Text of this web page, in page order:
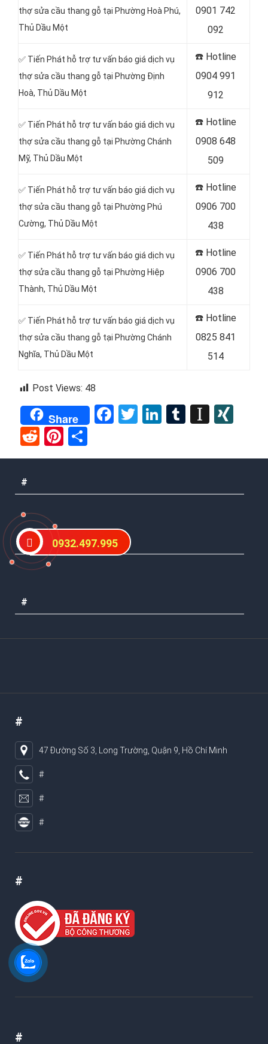
thợ sửa cầu thang gỗ tại Phường Hoà Phú,
Thủ Dầu Một
0901 742
092
✅ Tiến Phát hỗ trợ tư vấn báo giá dịch vụ
thợ sửa cầu thang gỗ tại Phường Định
Hoà, Thủ Dầu Một
☎️ Hotline
0904 991
912
✅ Tiến Phát hỗ trợ tư vấn báo giá dịch vụ
thợ sửa cầu thang gỗ tại Phường Chánh
Mỹ, Thủ Dầu Một
☎️ Hotline
0908 648
509
✅ Tiến Phát hỗ trợ tư vấn báo giá dịch vụ
thợ sửa cầu thang gỗ tại Phường Phú
Cường, Thủ Dầu Một
☎️ Hotline
0906 700
438
✅ Tiến Phát hỗ trợ tư vấn báo giá dịch vụ
thợ sửa cầu thang gỗ tại Phường Hiệp
Thành, Thủ Dầu Một
☎️ Hotline
0906 700
438
✅ Tiến Phát hỗ trợ tư vấn báo giá dịch vụ
thợ sửa cầu thang gỗ tại Phường Chánh
Nghĩa, Thủ Dầu Một
☎️ Hotline
0825 841
514
Post Views: 48
Share Facebook
TwitterLinkedIn
Tumblr
RedditPinterest
#
#
#
#
47 Đường Số 3, Long Trường, Quận 9, Hồ Chí Minh
#
#
#
#
#
0932.497.995